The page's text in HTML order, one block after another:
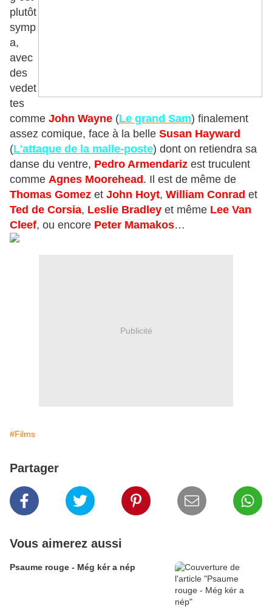
plutôt
symp
a,
avec
des
vedet
tes
comme John Wayne (Le grand Sam) finalement
assez comique, face à la belle Susan Hayward
(L'attaque de la malle-poste) dont on retiendra sa
danse du ventre, Pedro Armendariz est truculent
comme Agnes Moorehead . Il est de même de
Thomas Gomez et John Hoyt, William Conrad et
Ted de Corsia, Leslie Bradley et même Lee Van
Cleef, ou encore Peter Mamakos…
Publicité
#Films
Partager
Vous aimerez aussi
Psaume rouge - Még kér a nép